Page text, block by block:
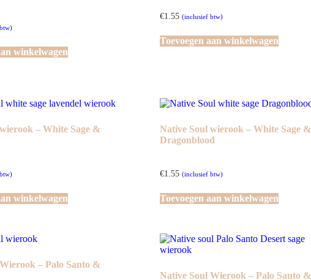
winkelwagen
€1.55 (inclusief btw)
Toevoegen aan winkelwagen
– White Sage &
winkelwagen
Native Soul wierook – White Sage &
Dragonblood
€1.55 (inclusief btw)
Toevoegen aan winkelwagen
– Palo Santo &
Native Soul Wierook – Palo Santo &